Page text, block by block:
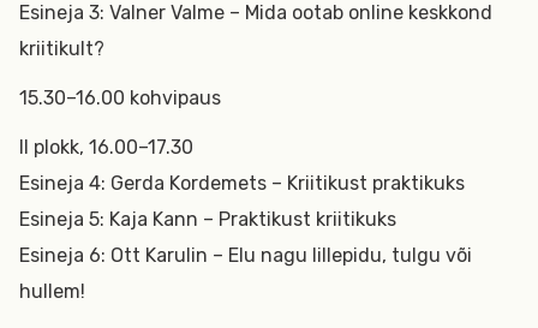
Esineja 3: Valner Valme – Mida ootab online keskkond
kriitikult?
15.30–16.00 kohvipaus
II plokk, 16.00–17.30
Esineja 4: Gerda Kordemets – Kriitikust praktikuks
Esineja 5: Kaja Kann – Praktikust kriitikuks
Esineja 6: Ott Karulin – Elu nagu lillepidu, tulgu või
hullem!